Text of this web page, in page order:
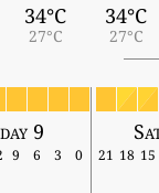
34°C
27°C
34°C
27°C
9
15
18
21
0
3
6
9